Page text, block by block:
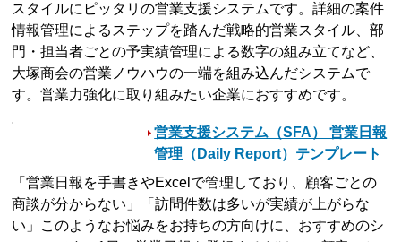
スタイルにピッタリの営業支援システムです。詳細の案件
情報管理によるステップを踏んだ戦略的営業スタイル、部
門・担当者ごとの予実績管理による数字の組み立てなど、
大塚商会の営業ノウハウの一端を組み込んだシステムで
す。営業力強化に取り組みたい企業におすすめです。
営業支援システム（SFA） 営業日報
管理（Daily Report）テンプレート
「営業日報を手書きやExcelで管理しており、顧客ごとの
商談が分からない」「訪問件数は多いが実績が上がらな
い」このようなお悩みをお持ちの方向けに、おすすめのシ